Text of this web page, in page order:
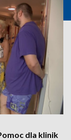
dla klinik